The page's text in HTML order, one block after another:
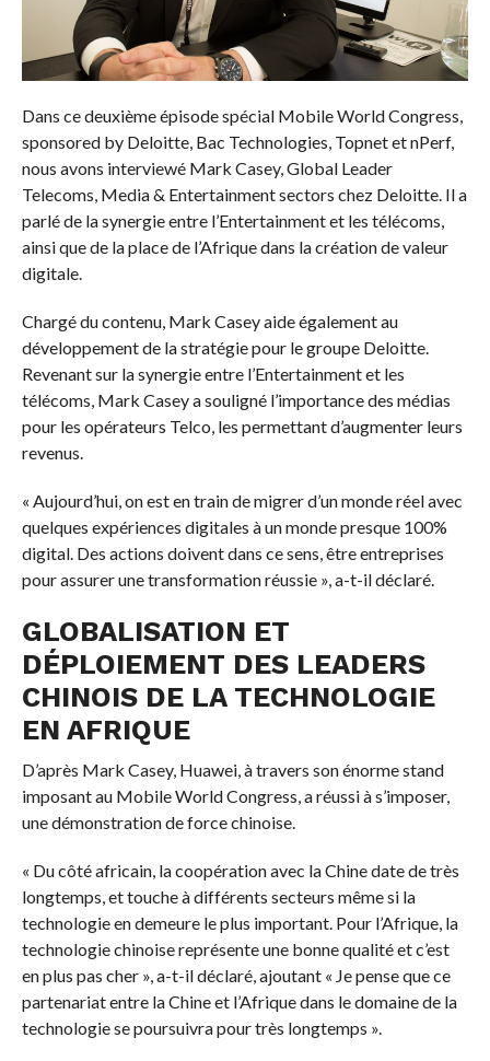
Dans ce deuxième épisode spécial Mobile World Congress,
sponsored by Deloitte, Bac Technologies, Topnet et nPerf,
nous avons interviewé Mark Casey, Global Leader
Telecoms, Media & Entertainment sectors chez Deloitte. Il a
parlé de la synergie entre l’Entertainment et les télécoms,
ainsi que de la place de l’Afrique dans la création de valeur
digitale.
Chargé du contenu, Mark Casey aide également au
développement de la stratégie pour le groupe Deloitte.
Revenant sur la synergie entre l’Entertainment et les
télécoms, Mark Casey a souligné l’importance des médias
pour les opérateurs Telco, les permettant d’augmenter leurs
revenus.
« Aujourd’hui, on est en train de migrer d’un monde réel avec
quelques expériences digitales à un monde presque 100%
digital. Des actions doivent dans ce sens, être entreprises
pour assurer une transformation réussie », a-t-il déclaré.
GLOBALISATION ET
DÉPLOIEMENT DES LEADERS
CHINOIS DE LA TECHNOLOGIE
EN AFRIQUE
D’après Mark Casey, Huawei, à travers son énorme stand
imposant au Mobile World Congress, a réussi à s’imposer,
une démonstration de force chinoise.
« Du côté africain, la coopération avec la Chine date de très
longtemps, et touche à différents secteurs même si la
technologie en demeure le plus important. Pour l’Afrique, la
technologie chinoise représente une bonne qualité et c’est
en plus pas cher », a-t-il déclaré, ajoutant « Je pense que ce
partenariat entre la Chine et l’Afrique dans le domaine de la
technologie se poursuivra pour très longtemps ».